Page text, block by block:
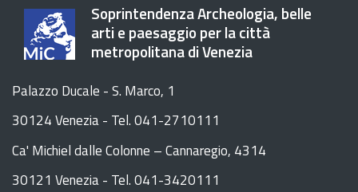
Soprintendenza Archeologia, belle
arti e paesaggio per la città
metropolitana di Venezia
Palazzo Ducale - S. Marco, 1
30124 Venezia - Tel. 041-2710111
Ca' Michiel dalle Colonne – Cannaregio, 4314
30121 Venezia - Tel. 041-3420111